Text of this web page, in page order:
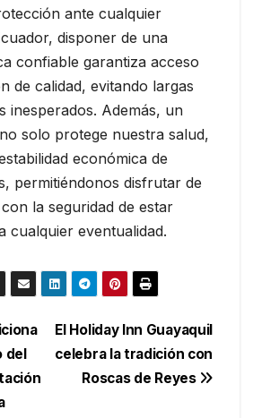
ante cualquier
disponer de una
confiable garantiza acceso
de calidad, evitando largas
inesperados. Además, un
solo protege nuestra salud,
económica de
permitiéndonos disfrutar de
la seguridad de estar
cualquier eventualidad.
El Holiday Inn Guayaquil
celebra la tradición con
Roscas de Reyes
del